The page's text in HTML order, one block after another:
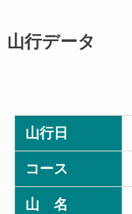
山行データ
山行日
コース
山 名